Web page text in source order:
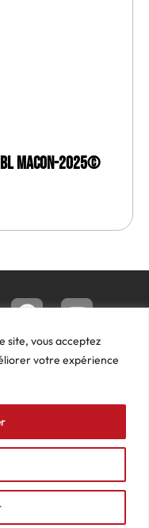
site, vous acceptez
votre expérience
Macon-2025©